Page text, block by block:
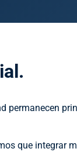
permanecen
que